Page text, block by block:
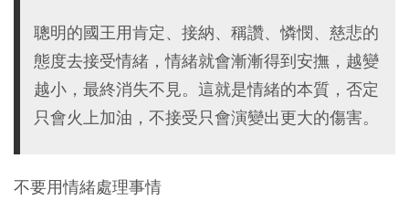
聰明的國王用肯定、接納、稱讚、憐憫、慈悲的
態度去接受情緒，情緒就會漸漸得到安撫，越變
越小，最終消失不見。這就是情緒的本質，否定
只會火上加油，不接受只會演變出更大的傷害。
不要用情緒處理事情